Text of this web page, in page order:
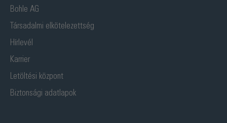
Bohle AG
Társadalmi elkötelezettség
Hírlevél
Karrier
Letöltési központ
Biztonsági adatlapok